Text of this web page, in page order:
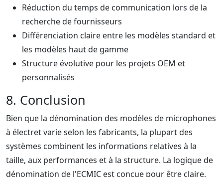
Réduction du temps de communication lors de la
recherche de fournisseurs
Différenciation claire entre les modèles standard et
les modèles haut de gamme
Structure évolutive pour les projets OEM et
personnalisés
8. Conclusion
Bien que la dénomination des modèles de microphones
à électret varie selon les fabricants, la plupart des
systèmes combinent les informations relatives à la
taille, aux performances et à la structure. La logique de
dénomination de l'ECMIC est conçue pour être claire,